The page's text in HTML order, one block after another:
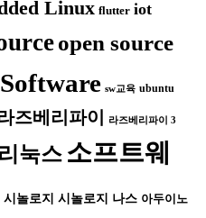
Linux flutter iot
open source
Software sw교육 ubuntu
즈베리파이 라즈베리파이 3
리눅스 소프트웨
시놀로지 시놀로지 나스 아두이노